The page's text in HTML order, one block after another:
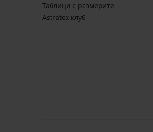
Таблици с размерите
Astratex клуб